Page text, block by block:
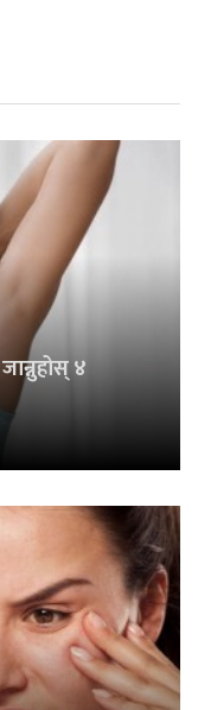
४